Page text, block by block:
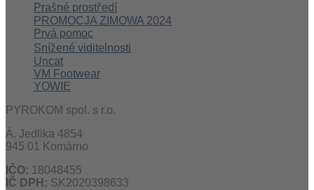
Prašné prostředí
PROMOCJA ZIMOWA 2024
Prvá pomoc
Snížené viditelnosti
Uncat
VM Footwear
YOWIE
PYROKOM spol. s r.o.
Á. Jedlika 4854
945 01 Komárno
IČO: 18048455
IČ DPH: SK2020398633